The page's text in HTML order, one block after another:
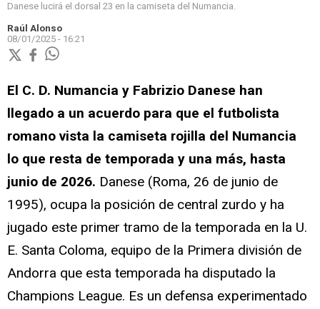
Danese lucirá el dorsal 23 en la camiseta del Numancia.
Raúl Alonso
08/01/2025 - 16:21
El C. D. Numancia y Fabrizio Danese han
llegado a un acuerdo para que el futbolista
romano vista la camiseta rojilla del Numancia
lo que resta de temporada y una más, hasta
junio de 2026. Danese (Roma, 26 de junio de
1995), ocupa la posición de central zurdo y ha
jugado este primer tramo de la temporada en la U.
E. Santa Coloma, equipo de la Primera división de
Andorra que esta temporada ha disputado la
Champions League. Es un defensa experimentado